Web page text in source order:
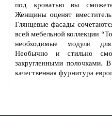
под кроватью вы
Женщины оценят
Глянцевые фасады
всей мебельной коллекции
необходимые модули
Необычно и стильно
закругленными полочками. В
качественная фурнитура